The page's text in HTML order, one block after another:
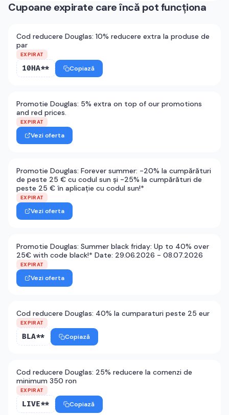
Cupoane expirate care încă pot funcționa
Cod reducere Douglas: 10% reducere extra la produse de
par
EXPIRAT
10HA** Copiază
Promotie Douglas: 5% extra on top of our promotions
and red prices.
EXPIRAT
Vezi oferta
Promotie Douglas: Forever summer: -20% la cumpărături
de peste 25 € cu codul sun și -25% la cumpărături de
peste 25 € în aplicație cu codul sun!*
EXPIRAT
Vezi oferta
Promotie Douglas: Summer black friday: Up to 40% over
25€ with code black!* Date: 29.06.2026 - 08.07.2026
EXPIRAT
Vezi oferta
Cod reducere Douglas: 40% la cumparaturi peste 25 eur
EXPIRAT
BLA** Copiază
Cod reducere Douglas: 25% reducere la comenzi de
minimum 350 ron
EXPIRAT
LIVE** Copiază